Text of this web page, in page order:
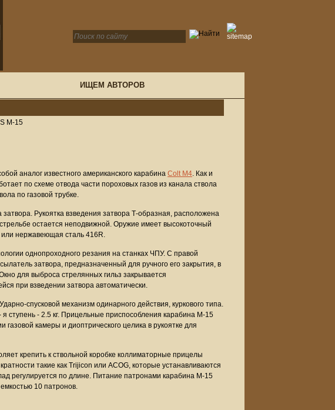
ИЩЕМ АВТОРОВ
M-15
аналог известного американского карабина Colt M4. Как и
по схеме отвода части пороховых газов из канала ствола
по газовой трубке.
Рукоятка взведения затвора Т-образная, расположена
остается неподвижной. Оружие имеет высокоточный
или нержавеющая сталь 416R.
однопроходного резания на станках ЧПУ. С правой
затвора, предназначенный для ручного его закрытия, в
для выброса стрелянных гильз закрывается
при взведении затвора автоматически.
спусковой механизм одинарного действия, куркового типа.
ступень - 2.5 кг. Прицельные приспособления карабина М-15
камеры и диоптрического целика в рукоятке для
крепить к ствольной коробке коллиматорные прицелы
такие как Trijicon или ACOG, которые устанавливаются
регулируется по длине. Питание патронами карабина М-15
10 патронов.